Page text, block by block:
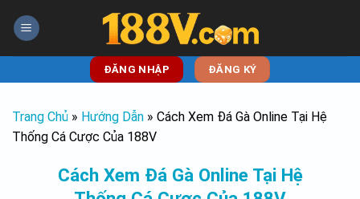
ĐĂNG NHẬP ĐĂNG KÝ
Trang Chủ » Hướng Dẫn » Cách Xem Đá Gà Online Tại Hệ
Thống Cá Cược Của 188V
Cách Xem Đá Gà Online Tại Hệ